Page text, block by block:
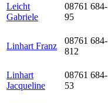
Leicht
Gabriele
08761 684-
95
Linhart Franz
08761 684-
812
Linhart
Jacqueline
08761 684-
53